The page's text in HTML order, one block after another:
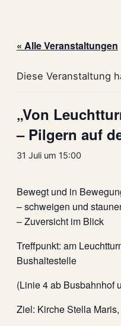
« Alle Veranstaltungen
Diese Veranstaltung
„Von
– Pilgern auf
31 Juli um 15:00
Bewegt und in
– schweigen und
– Zuversicht im Blick
Treffpunkt: am
Bushaltestelle
(Linie 4 ab Busbahnhof
Ziel: Kirche Stella